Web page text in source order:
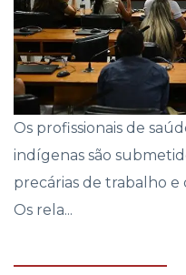
Os profissionais de
indígenas são
precárias de trabalho e
Os rela...